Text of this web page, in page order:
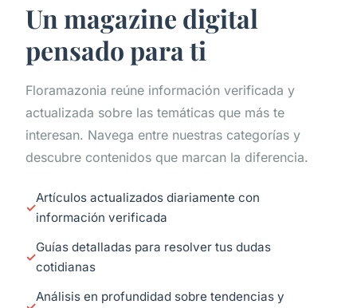
Un magazine digital
pensado para ti
Floramazonia reúne información verificada y
actualizada sobre las temáticas que más te
interesan. Navega entre nuestras categorías y
descubre contenidos que marcan la diferencia.
Artículos actualizados diariamente con
información verificada
Guías detalladas para resolver tus dudas
cotidianas
Análisis en profundidad sobre tendencias y